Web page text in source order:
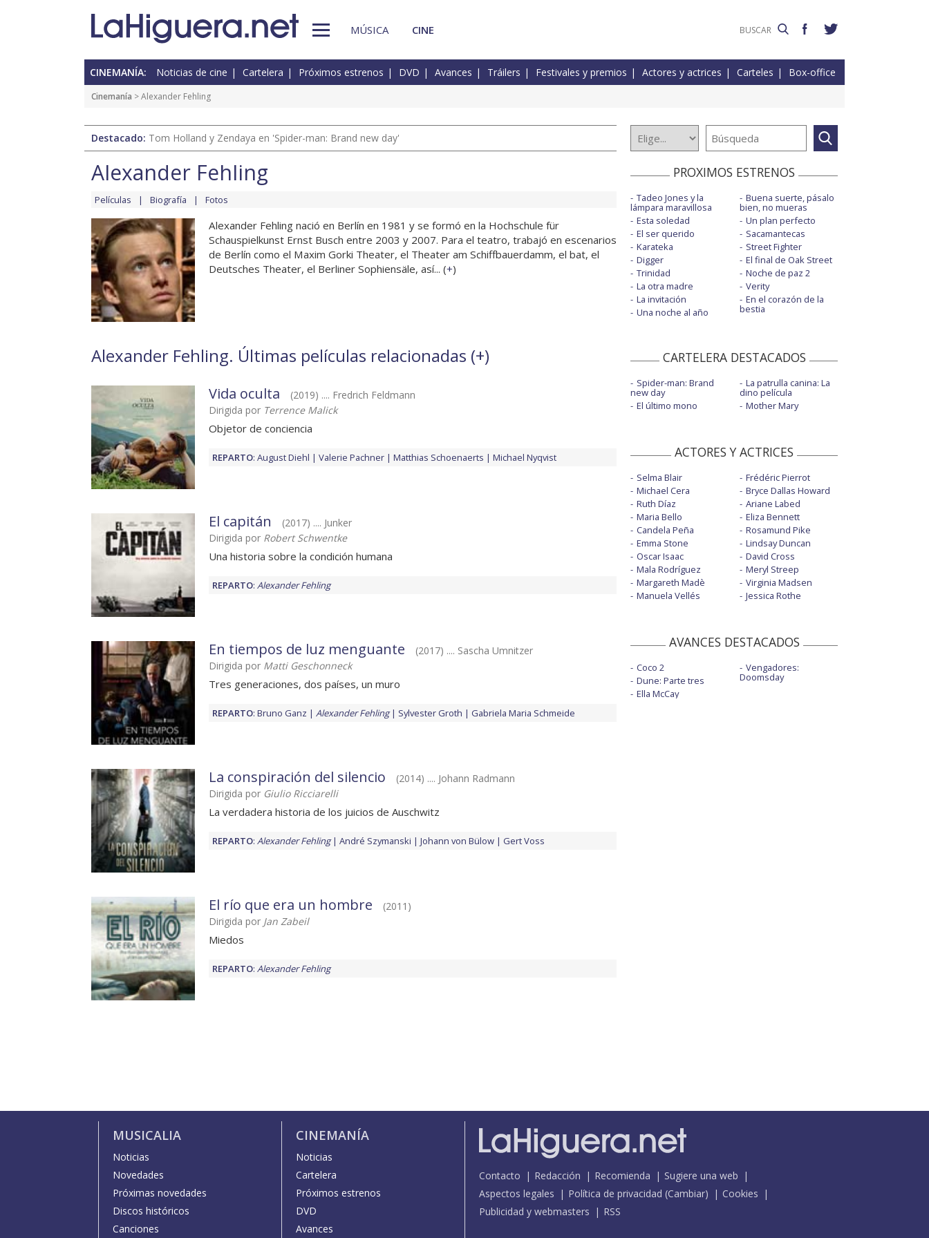
MÚSICA CINE
CINEMANÍA: Noticias de cine Cartelera Próximos estrenos DVD Avances Tráilers Festivales y premios Actores y actrices Carteles Box-office
Cinemanía > Alexander Fehling
Destacado: Tom Holland y Zendaya en 'Spider-man: Brand new day'
Alexander Fehling
Películas Biografía Fotos
Alexander Fehling nació en Berlín en 1981 y se formó en la Hochschule für
Schauspielkunst Ernst Busch entre 2003 y 2007. Para el teatro, trabajó en escenarios
de Berlín como el Maxim Gorki Theater, el Theater am Schiffbauerdamm, el bat, el
Deutsches Theater, el Berliner Sophiensäle, así... (+)
Alexander Fehling. Últimas películas relacionadas (+)
Vida oculta
(2019) .... Fredrich Feldmann
Dirigida por Terrence Malick
Objetor de conciencia
REPARTO: August Diehl Valerie Pachner Matthias Schoenaerts Michael Nyqvist
El capitán
(2017) .... Junker
Dirigida por Robert Schwentke
Una historia sobre la condición humana
REPARTO: Alexander Fehling
En tiempos de luz menguante
(2017) .... Sascha Umnitzer
Dirigida por Matti Geschonneck
Tres generaciones, dos países, un muro
REPARTO: Bruno Ganz Alexander Fehling Sylvester Groth Gabriela Maria Schmeide
La conspiración del silencio
(2014) .... Johann Radmann
Dirigida por Giulio Ricciarelli
La verdadera historia de los juicios de Auschwitz
REPARTO: Alexander Fehling André Szymanski Johann von Bülow Gert Voss
El río que era un hombre
(2011)
Dirigida por Jan Zabeil
Miedos
REPARTO: Alexander Fehling
PROXIMOS ESTRENOS
Tadeo Jones y la
lámpara maravillosa
Esta soledad
El ser querido
Karateka
Digger
Trinidad
La otra madre
La invitación
Una noche al año
Buena suerte, pásalo
bien, no mueras
Un plan perfecto
Sacamantecas
Street Fighter
El final de Oak Street
Noche de paz 2
Verity
En el corazón de la
bestia
CARTELERA DESTACADOS
Spider-man: Brand
new day
El último mono
La patrulla canina: La
dino película
Mother Mary
ACTORES Y ACTRICES
Selma Blair
Michael Cera
Ruth Díaz
Maria Bello
Candela Peña
Emma Stone
Oscar Isaac
Mala Rodríguez
Margareth Madè
Manuela Vellés
Frédéric Pierrot
Bryce Dallas Howard
Ariane Labed
Eliza Bennett
Rosamund Pike
Lindsay Duncan
David Cross
Meryl Streep
Virginia Madsen
Jessica Rothe
AVANCES DESTACADOS
Coco 2
Dune: Parte tres
Ella McCay
Vengadores:
Doomsday
MUSICALIA
Noticias
Novedades
Próximas novedades
Discos históricos
Canciones
CINEMANÍA
Noticias
Cartelera
Próximos estrenos
DVD
Avances
Contacto Redacción Recomienda
Sugiere una web
Aspectos legales
Política de privacidad (Cambiar)
Cookies
Publicidad y webmasters
RSS